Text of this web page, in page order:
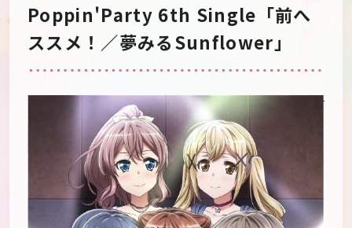
Artist Anime
Schedule About
Goods
Poppin'Party 6th Single「前へ
ススメ！／夢みるSunflower」